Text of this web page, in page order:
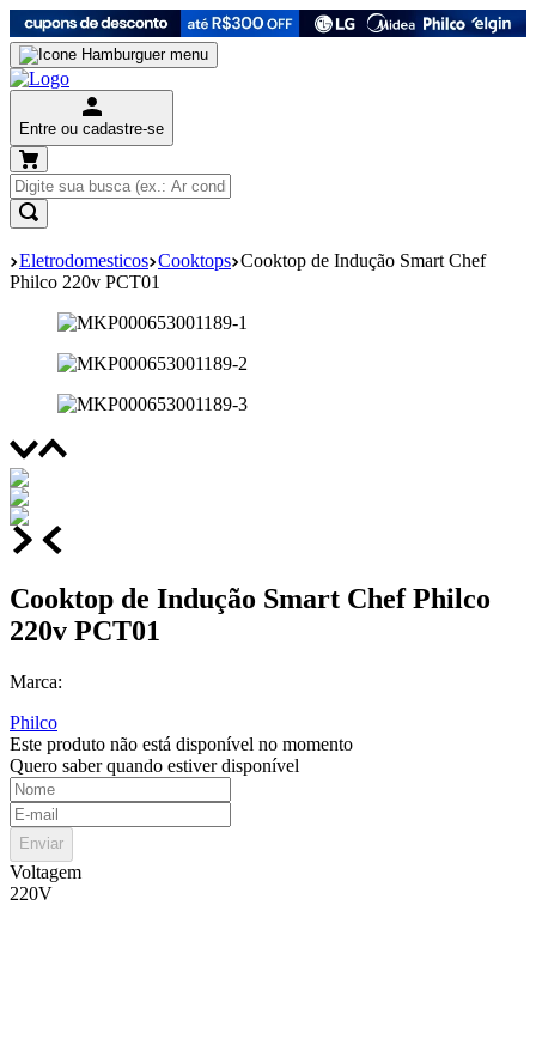
Entre ou cadastre-se
Eletrodomesticos Cooktops Cooktop de Indução Smart Chef
Philco 220v PCT01
Cooktop de Indução Smart Chef Philco
220v PCT01
Marca:
Philco
Este produto não está disponível no momento
Quero saber quando estiver disponível
Enviar
Voltagem
220V